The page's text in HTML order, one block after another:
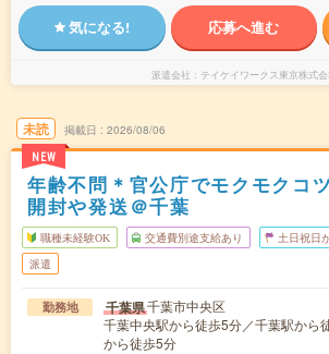
気になる! 応募へ進む
派遣会社 テイケイワークス東京株式会
未読
NEW
掲載日 2026/08/06
年齢不問＊官公庁でモクモクコ
開封や発送＠千葉
職種未経験OK 交通費別途支給あり 土日祝日
派遣
勤務地 千葉県千葉市中央区
千葉中央駅から徒歩5分／千葉駅から
から徒歩5分